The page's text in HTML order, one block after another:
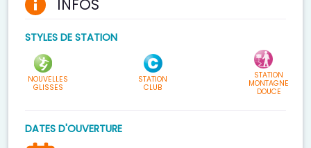
INFOS
STYLES DE STATION
NOUVELLES
GLISSES
STATION
CLUB
STATION
MONTAGNE
DOUCE
DATES D'OUVERTURE